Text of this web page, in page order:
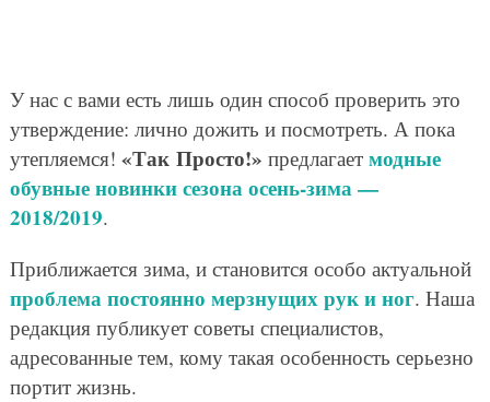
У нас с вами есть лишь один способ проверить это
утверждение: лично дожить и посмотреть. А пока
утепляемся! «Так Просто!» предлагает модные
обувные новинки сезона осень-зима —
2018/2019.
Приближается зима, и становится особо актуальной
проблема постоянно мерзнущих рук и ног. Наша
редакция публикует советы специалистов,
адресованные тем, кому такая особенность серьезно
портит жизнь.